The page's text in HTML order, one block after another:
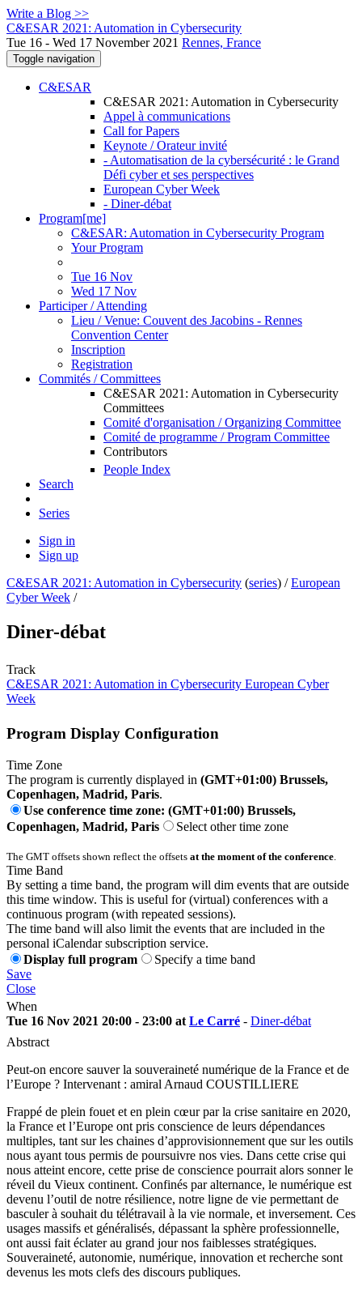
Write a Blog >>
C&ESAR 2021: Automation in Cybersecurity
Tue 16 - Wed 17 November 2021 Rennes, France
Toggle navigation
C&ESAR
C&ESAR 2021: Automation in Cybersecurity
Appel à communications
Call for Papers
Keynote / Orateur invité
- Automatisation de la cybersécurité : le Grand
Défi cyber et ses perspectives
European Cyber Week
- Diner-débat
Program[me]
C&ESAR: Automation in Cybersecurity Program
Your Program
Tue 16 Nov
Wed 17 Nov
Participer / Attending
Lieu / Venue: Couvent des Jacobins - Rennes
Convention Center
Inscription
Registration
Commités / Committees
C&ESAR 2021: Automation in Cybersecurity
Committees
Comité d'organisation / Organizing Committee
Comité de programme / Program Committee
Contributors
People Index
Search
Series
Sign in
Sign up
C&ESAR 2021: Automation in Cybersecurity (series) /European
Cyber Week /
Diner-débat
Track
C&ESAR 2021: Automation in Cybersecurity European Cyber
Week
Program Display Configuration
Time Zone
The program is currently displayed in (GMT+01:00) Brussels,
Copenhagen, Madrid, Paris.
Use conference time zone: (GMT+01:00) Brussels,
Copenhagen, Madrid, Paris
Select other time zone
The GMT offsets shown reflect the offsets at the moment of the conference
Time Band
By setting a time band, the program will dim events that are outside
this time window. This is useful for (virtual) conferences with a
continuous program (with repeated sessions).
The time band will also limit the events that are included in the
personal iCalendar subscription service.
Display full program
Specify a time band
Save
Close
When
Tue 16 Nov 2021 20:00 - 23:00 at Le Carré - Diner-débat
Abstract
Peut-on encore sauver la souveraineté numérique de la France et de
l’Europe ? Intervenant : amiral Arnaud COUSTILLIERE
Frappé de plein fouet et en plein cœur par la crise sanitaire en 2020,
la France et l’Europe ont pris conscience de leurs dépendances
multiples, tant sur les chaines d’approvisionnement que sur les outils
nous ayant tous permis de poursuivre nos vies. Dans cette crise qui
nous atteint encore, cette prise de conscience pourrait alors sonner le
réveil du Vieux continent. Confinés par alternance, le numérique est
devenu l’outil de notre résilience, notre ligne de vie permettant de
basculer à souhait du télétravail à la vie normale, et inversement. Ces
usages massifs et généralisés, dépassant la sphère professionnelle,
ont aussi fait éclater au grand jour nos faiblesses stratégiques.
Souveraineté, autonomie, numérique, innovation et recherche sont
devenus les mots clefs des discours publiques.